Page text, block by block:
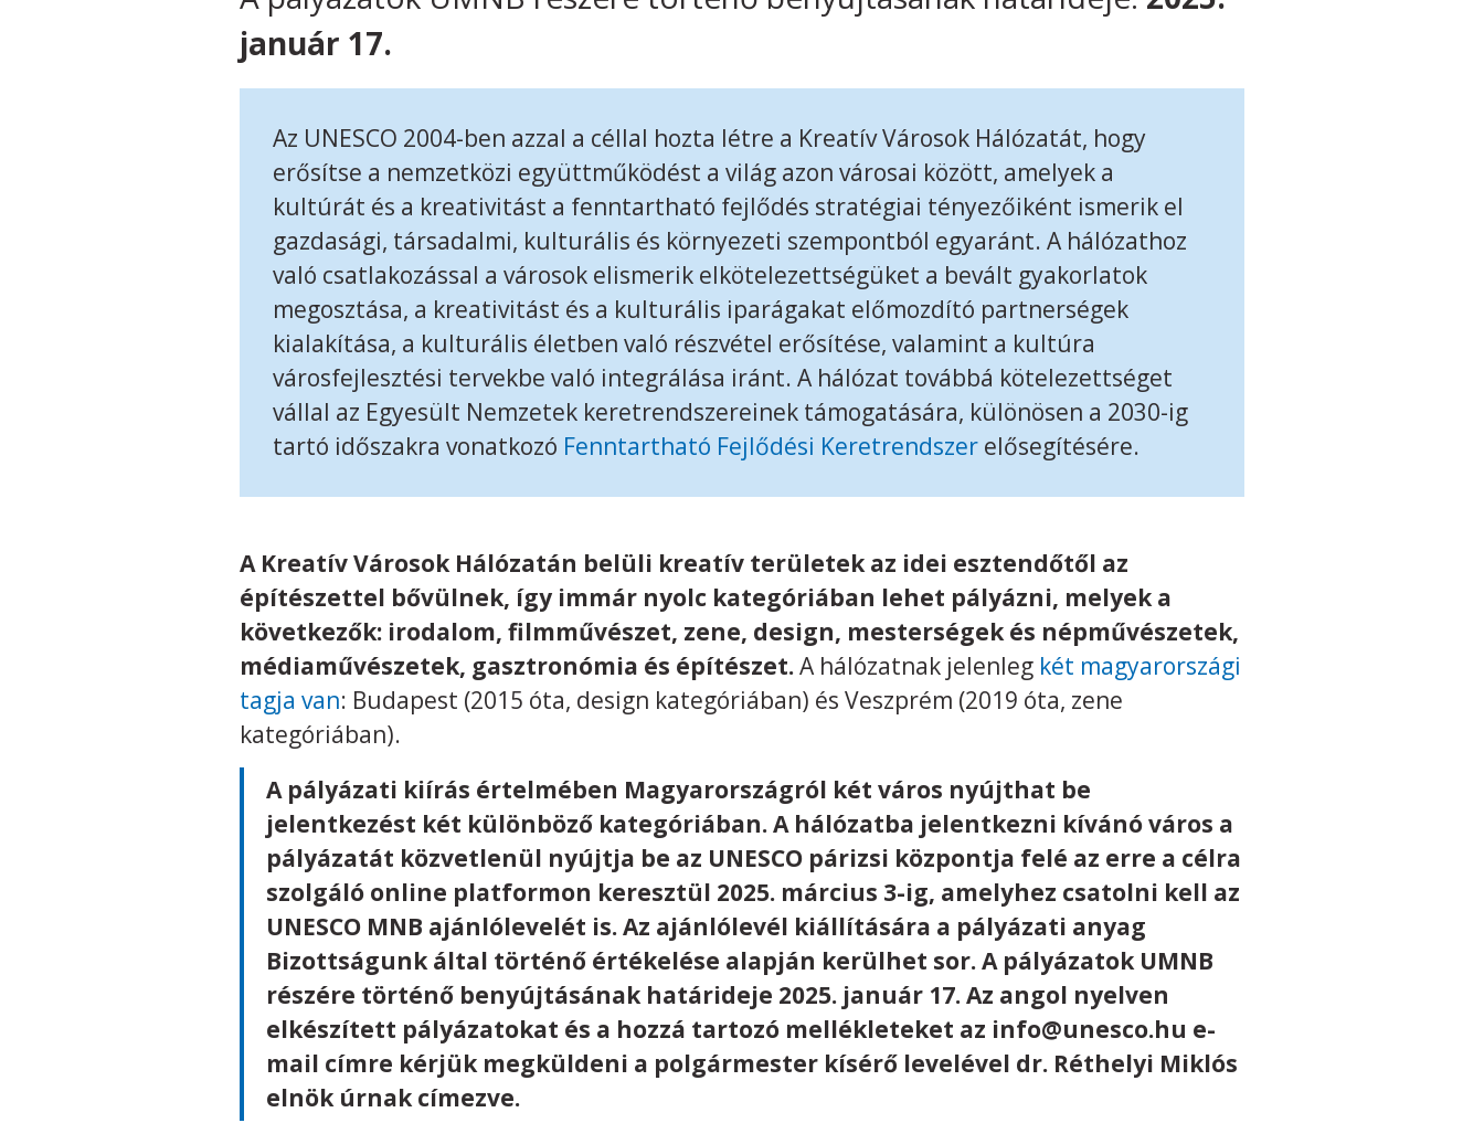
január 17.
Az UNESCO 2004-ben azzal a céllal hozta létre a Kreatív Városok Hálózatát, hogy
erősítse a nemzetközi együttműködést a világ azon városai között, amelyek a
kultúrát és a kreativitást a fenntartható fejlődés stratégiai tényezőiként ismerik el
gazdasági, társadalmi, kulturális és környezeti szempontból egyaránt. A hálózathoz
való csatlakozással a városok elismerik elkötelezettségüket a bevált gyakorlatok
megosztása, a kreativitást és a kulturális iparágakat előmozdító partnerségek
kialakítása, a kulturális életben való részvétel erősítése, valamint a kultúra
városfejlesztési tervekbe való integrálása iránt. A hálózat továbbá kötelezettséget
vállal az Egyesült Nemzetek keretrendszereinek támogatására, különösen a 2030-ig
tartó időszakra vonatkozó Fenntartható Fejlődési Keretrendszer elősegítésére.
A Kreatív Városok Hálózatán belüli kreatív területek az idei esztendőtől az
építészettel bővülnek, így immár nyolc kategóriában lehet pályázni, melyek a
következők: irodalom, filmművészet, zene, design, mesterségek és népművészetek,
médiaművészetek, gasztronómia és építészet.A hálózatnak jelenleg két magyarországi
tagja van: Budapest (2015 óta, design kategóriában) és Veszprém (2019 óta, zene
kategóriában).
A pályázati kiírás értelmében Magyarországról két város nyújthat be
jelentkezést két különböző kategóriában. A hálózatba jelentkezni kívánó város a
pályázatát közvetlenül nyújtja be az UNESCO párizsi központja felé az erre a célra
szolgáló online platformon keresztül 2025. március 3-ig, amelyhez csatolni kell az
UNESCO MNB ajánlólevelét is. Az ajánlólevél kiállítására a pályázati anyag
Bizottságunk által történő értékelése alapján kerülhet sor. A pályázatok UMNB
részére történő benyújtásának határideje 2025. január 17. Az angol nyelven
elkészített pályázatokat és a hozzá tartozó mellékleteket az info@unesco.hu e-
mail címre kérjük megküldeni a polgármester kísérő levelével dr. Réthelyi Miklós
elnök úrnak címezve.